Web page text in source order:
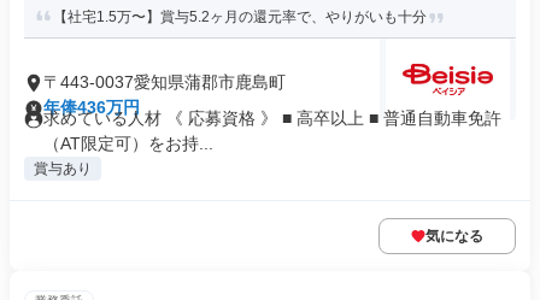
【社宅1.5万〜】賞与5.2ヶ月の還元率で、やりがいも十分
〒443-0037愛知県蒲郡市鹿島町
年俸436万円
求めている人材 《 応募資格 》 ■ 高卒以上 ■ 普通自動車免許
（AT限定可）をお持...
賞与あり
気になる